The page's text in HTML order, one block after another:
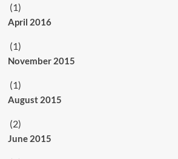
(1)
April 2016
(1)
November 2015
(1)
August 2015
(2)
June 2015